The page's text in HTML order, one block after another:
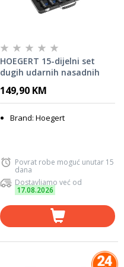
HOEGERT 15-dijelni set
dugih udarnih nasadnih
149,90 KM
Brand: Hoegert
Povrat robe moguć unutar 15
dana
Dostavljamo već od
17.08.2026